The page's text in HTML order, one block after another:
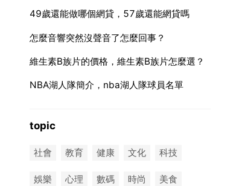
49歲還能做哪個網貸，57歲還能網貸嗎
怎麼音響突然沒聲音了怎麼回事？
維生素B族片的價格，維生素B族片怎麼選？
NBA湖人隊簡介，nba湖人隊球員名單
topic
社會 教育 健康 文化 科技
娛樂 心理 數碼 時尚 美食